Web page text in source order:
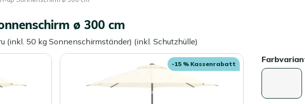
ø 300 cm
(inkl. 50 kg Sonnenschirmständer) (inkl. Schutzhülle)
-15 % Kassenrabatt